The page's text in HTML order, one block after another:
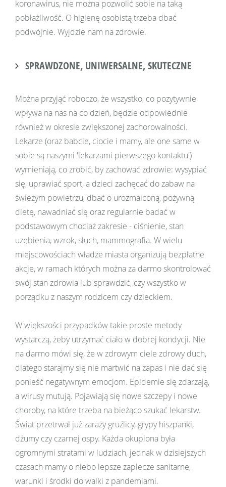
koronawirus, nie można pozwolić sobie na taką
pobłażliwość. O higienę osobistą trzeba dbać
podwójnie. Wyjdzie nam na zdrowie.
SPRAWDZONE, UNIWERSALNE, SKUTECZNE
Można przyjąć roboczo, że wszystko, co pozytywnie
wpływa na nas na co dzień, będzie odpowiednie
również w okresie zwiększonej zachorowalności.
Lekarze (oraz babcie, ciocie i mamy, ale one same w
sobie są naszymi 'lekarzami pierwszego kontaktu')
wymieniają, co zrobić, by zachować zdrowie: wysypiać
się, uprawiać sport, a dzieci zachęcać do zabaw na
świeżym powietrzu, dbać o urozmaiconą, pożywną
dietę, nawadniać się oraz regularnie badać w
podstawowym chociaż zakresie - ciśnienie, stan
uzębienia, wzrok, słuch, mammografia. W wielu
miejscowościach władze miasta organizują bezpłatne
akcje, w ramach których można za darmo skontrolować
swój stan zdrowia lub sprawdzić, czy wszystko w
porządku z naszym rodzicem czy dzieckiem.
W większości przypadków takie proste metody
wystarczą, żeby utrzymać ciało w dobrej kondycji. Nie
na darmo mówi się, że w zdrowym ciele zdrowy duch,
dlatego starajmy się nie martwić na zapas i nie dać się
ponieść negatywnym emocjom. Epidemie się zdarzają,
a wirusy mutują. Pojawiają się nowe szczepy i nowe
choroby, na które trzeba na bieżąco szukać lekarstw.
Świat przetrwał już zarazy gruźlicy, grypy hiszpanki,
dżumy czy czarnej ospy. Każda okupiona była
ogromnymi stratami w ludziach, jednak w dzisiejszych
czasach mamy o niebo lepsze zaplecze sanitarne,
warunki i środki do walki z pandemiami.